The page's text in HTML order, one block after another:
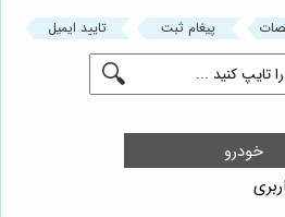
پیغام ثبت تایید ایمیل